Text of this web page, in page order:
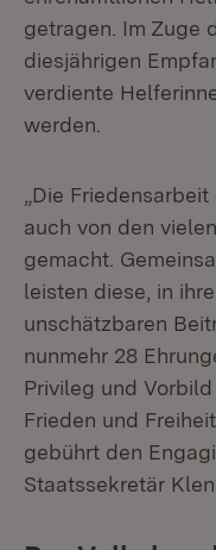
getragen. Im Zuge
diesjährigen
verdiente
werden.
„Die
auch von den
gemacht.
leisten diese, in
unschätzbaren
nunmehr 28
Privileg und
Frieden und
gebührt den
Staatssekretär